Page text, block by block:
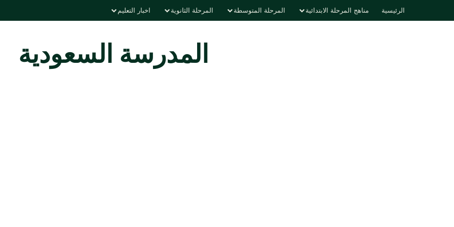
الرئيسية مناهج المرحلة الابتدائية المرحلة المتوسطة المرحلة الثانوية اخبار التعليم
المدرسة السعودية